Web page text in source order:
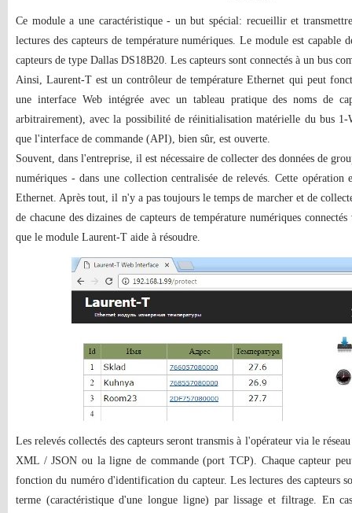
Ce module a une caractéristique - un but spécial: recueillir et
lectures des capteurs de température numériques. Le module est
capteurs de type Dallas DS18B20. Les capteurs sont connectés à un bus
Ainsi, Laurent-T est un contrôleur de température Ethernet qui peut
une interface Web intégrée avec un tableau pratique des noms de
arbitrairement), avec la possibilité de réinitialisation matérielle du bus
que l'interface de commande (API), bien sûr, est ouverte.
Souvent, dans l'entreprise, il est nécessaire de collecter des données de
numériques - dans une collection centralisée de relevés. Cette opération
Ethernet. Après tout, il n'y a pas toujours le temps de marcher et de
de chacune des dizaines de capteurs de température numériques
que le module Laurent-T aide à résoudre.
Les relevés collectés des capteurs seront transmis à l'opérateur via le
XML / JSON ou la ligne de commande (port TCP). Chaque capteur
fonction du numéro d'identification du capteur. Les lectures des capteurs
terme (caractéristique d'une longue ligne) par lissage et filtrage. En